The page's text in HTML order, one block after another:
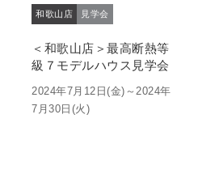
和歌山店 見学会
＜和歌山店＞最高断熱等
級７モデルハウス見学会
2024年7月12日(金)～2024年
7月30日(火)